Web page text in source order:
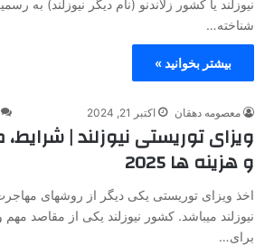
نیوزلند یا کشور زلاندنو (نام دیگر نیوزلند) به
شناخته…
بیشتر بخوانید »
معصومه دهقان اکتبر 21, 2024
ویزای توریستی نیوزلند | شرایط،
و هزینه ها 2025
اخذ ویزای توریستی یکی دیگر از روشهای
نیوزلند میباشد. کشور نیوزلند یکی از مقاصد
برای…